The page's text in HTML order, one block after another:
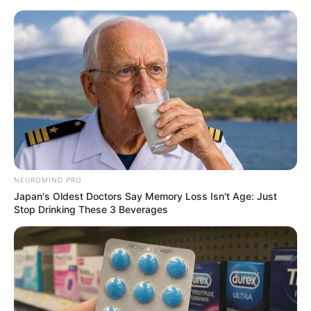
HOME
Home > Acs e ACE > Câmara dos Deputados Notícia
Tramitação do Projeto que prevê 30 horas semanais para ACS e ACE.
NEUROMIND PRO
Japan's Oldest Doctors Say Memory Loss Isn't Age: Just
Stop Drinking These 3 Beverages